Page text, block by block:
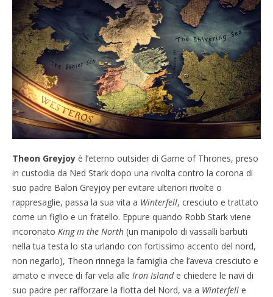
Theon Greyjoy è l’eterno outsider di Game of Thrones, preso
in custodia da Ned Stark dopo una rivolta contro la corona di
suo padre Balon Greyjoy per evitare ulteriori rivolte o
rappresaglie, passa la sua vita a Winterfell, cresciuto e trattato
come un figlio e un fratello. Eppure quando Robb Stark viene
incoronato King in the North (un manipolo di vassalli barbuti
nella tua testa lo sta urlando con fortissimo accento del nord,
non negarlo), Theon rinnega la famiglia che l’aveva cresciuto e
amato e invece di far vela alle Iron Islande chiedere le navi di
suo padre per rafforzare la flotta del Nord, va a Winterfell e